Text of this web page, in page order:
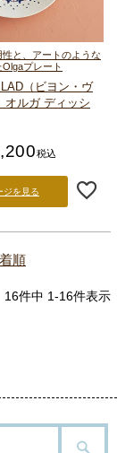
と、アートのような
プレート
（ビヨン・ヴ
オルガ ディッシ
税込
ジを見る
順
16件中 1-16件表示